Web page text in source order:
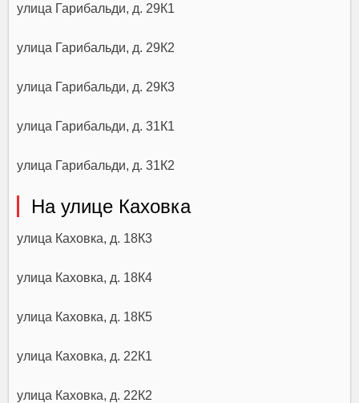
улица Гарибальди, д. 29К1
улица Гарибальди, д. 29К2
улица Гарибальди, д. 29К3
улица Гарибальди, д. 31К1
улица Гарибальди, д. 31К2
На улице Каховка
улица Каховка, д. 18К3
улица Каховка, д. 18К4
улица Каховка, д. 18К5
улица Каховка, д. 22К1
улица Каховка, д. 22К2